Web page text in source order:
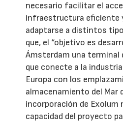
necesario facilitar el
infraestructura eficiente
adaptarse a distintos
que, el “objetivo es
Ámsterdam una terminal
que conecte a la
Europa con los
almacenamiento del Mar
incorporación de Exolum
capacidad del proyecto